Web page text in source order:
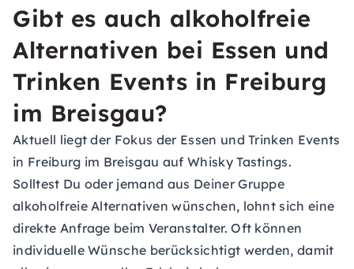
Gibt es auch alkoholfreie
Alternativen bei Essen und
Trinken Events in Freiburg
im Breisgau?
Aktuell liegt der Fokus der Essen und Trinken Events
in Freiburg im Breisgau auf Whisky Tastings.
Solltest Du oder jemand aus Deiner Gruppe
alkoholfreie Alternativen wünschen, lohnt sich eine
direkte Anfrage beim Veranstalter. Oft können
individuelle Wünsche berücksichtigt werden, damit